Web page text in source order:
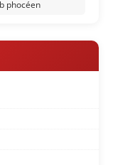
phocéen